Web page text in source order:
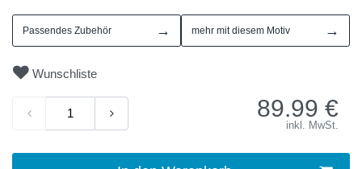
Passendes Zubehör → mehr mit diesem Motiv →
Wunschliste
89.99 €
inkl. MwSt.